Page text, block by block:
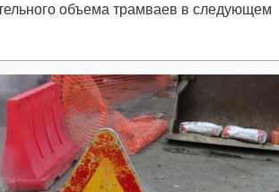
объема трамваев в следующем